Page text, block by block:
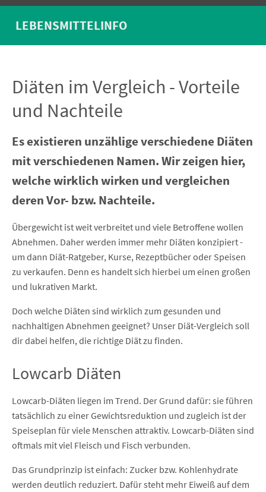
LEBENSMITTELINFO
Diäten im Vergleich - Vorteile
und Nachteile
Es existieren unzählige verschiedene Diäten
mit verschiedenen Namen. Wir zeigen hier,
welche wirklich wirken und vergleichen
deren Vor- bzw. Nachteile.
Übergewicht ist weit verbreitet und viele Betroffene wollen
Abnehmen. Daher werden immer mehr Diäten konzipiert -
um dann Diät-Ratgeber, Kurse, Rezeptbücher oder Speisen
zu verkaufen. Denn es handelt sich hierbei um einen großen
und lukrativen Markt.
Doch welche Diäten sind wirklich zum gesunden und
nachhaltigen Abnehmen geeignet? Unser Diät-Vergleich soll
dir dabei helfen, die richtige Diät zu finden.
Lowcarb Diäten
Lowcarb-Diäten liegen im Trend. Der Grund dafür: sie führen
tatsächlich zu einer Gewichtsreduktion und zugleich ist der
Speiseplan für viele Menschen attraktiv. Lowcarb-Diäten sind
oftmals mit viel Fleisch und Fisch verbunden.
Das Grundprinzip ist einfach: Zucker bzw. Kohlenhydrate
werden deutlich reduziert. Dafür steht mehr Eiweiß auf dem